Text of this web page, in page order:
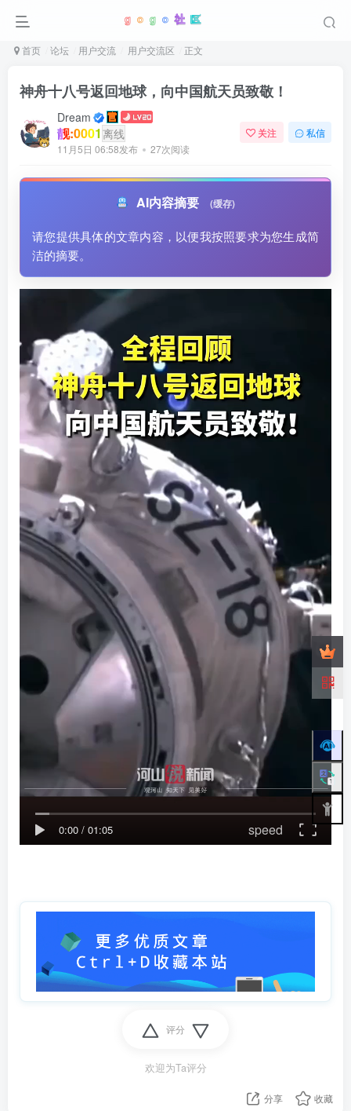
首页 论坛 用户交流 用户交流区 正文
神舟十八号返回地球，向中国航天员致敬！
Dream
靓:0001 离线
11月5日 06:58发布 27次阅读
关注 私信
AI内容摘要 (缓存)
请您提供具体的文章内容，以便我按照要求为您生成简
洁的摘要。
0:00 / 01:05 speed
评分
欢迎为Ta评分
分享 收藏